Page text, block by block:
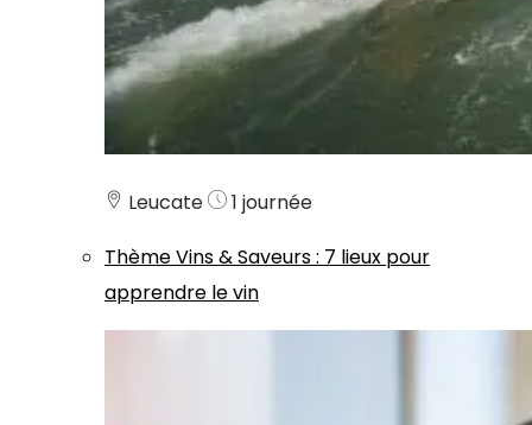
Leucate
1 journée
ThèmeVins & Saveurs: 7 lieux pour
apprendre le vin